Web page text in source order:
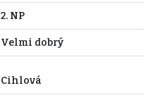
2. NP
Velmi dobrý
Cihlová